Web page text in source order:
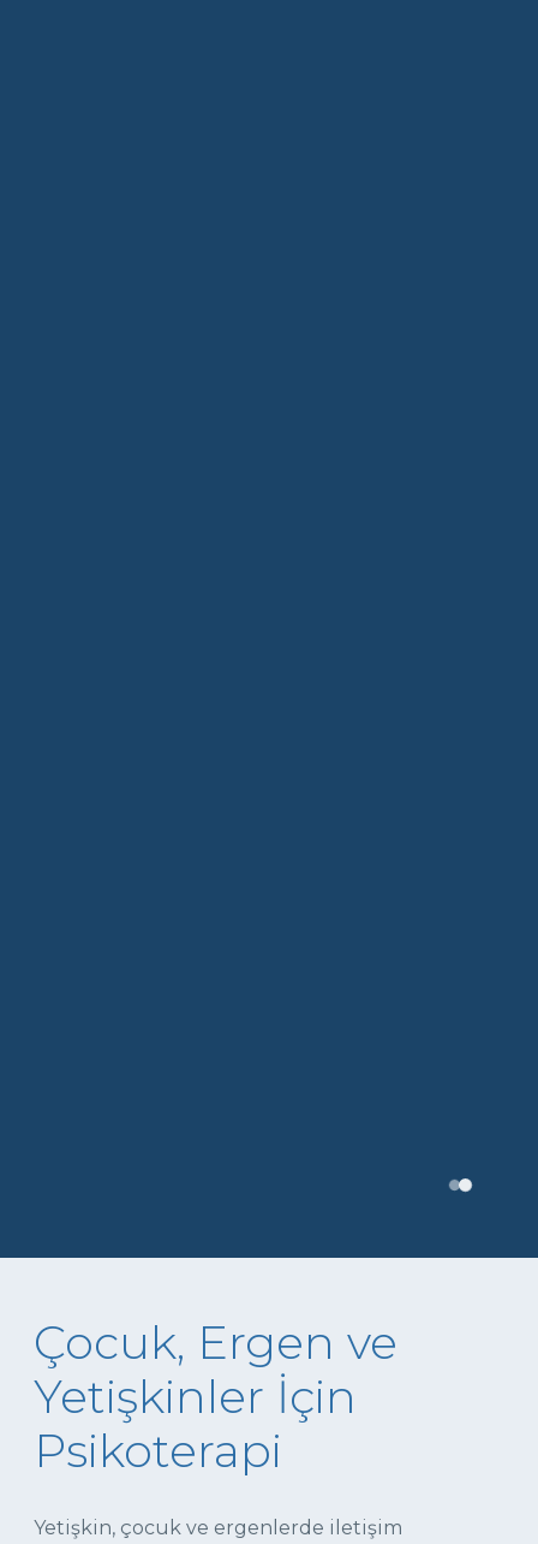
Çocuk, Ergen ve
Yetişkinler İçin
Psikoterapi
Yetişkin, çocuk ve ergenlerde iletişim